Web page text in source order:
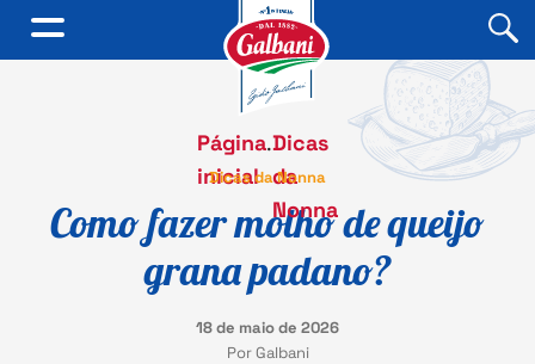
Página
inicial
.Dicas
da
Nonna
Dicas da Nonna
Como fazer molho de queijo
grana padano?
18 de maio de 2026
Por Galbani